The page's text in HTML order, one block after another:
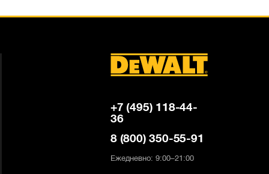
+7 (495) 118-44-
36
8 (800) 350-55-91
Ежедневно: 9:00–21:00